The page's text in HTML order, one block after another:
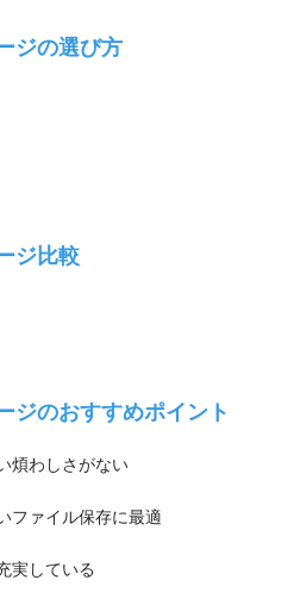
ジの選び方
ジ比較
ジのおすすめポイント
煩わしさがない
ファイル保存に最適
実している